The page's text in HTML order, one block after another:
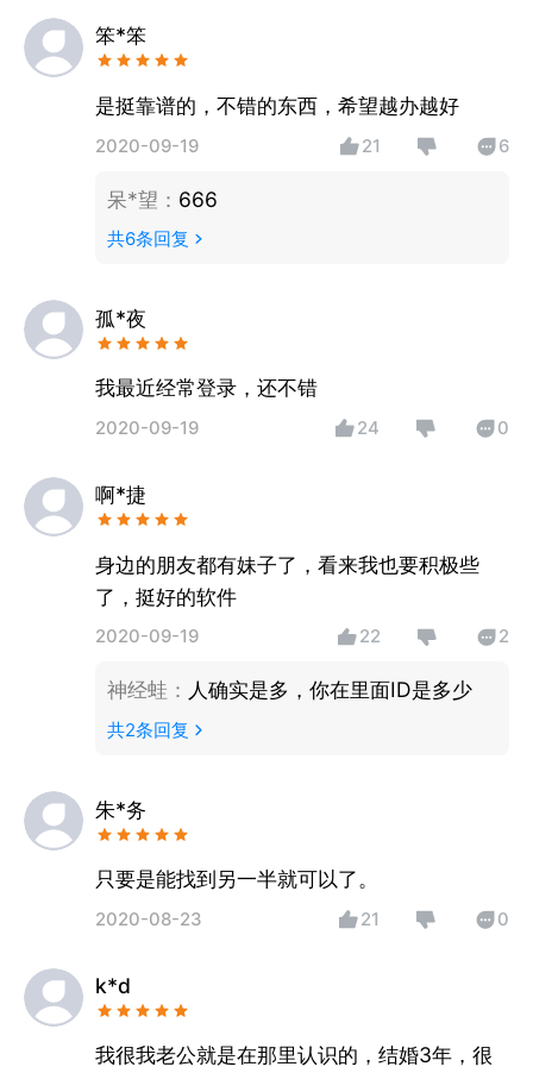
笨*笨
是挺靠谱的，不错的东西，希望越办越好
2020-09-19 21 6
呆*望 ： 666
共6条回复
孤*夜
我最近经常登录，还不错
2020-09-19 24 0
啊*捷
身边的朋友都有妹子了，看来我也要积极些
了，挺好的软件
2020-09-19 22 2
神经蛙 ： 人确实是多，你在里面ID是多少
共2条回复
朱*务
只要是能找到另一半就可以了。
2020-08-23 21 0
k*d
我很我老公就是在那里认识的，结婚3年，很